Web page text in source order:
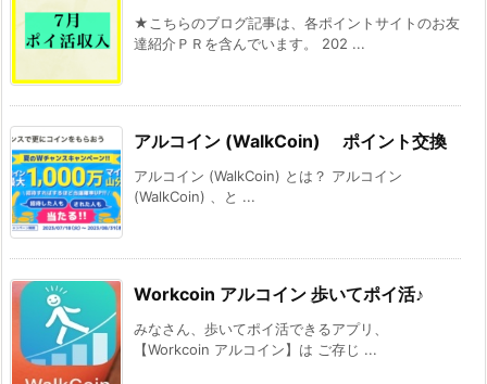
★こちらのブログ記事は、各ポイントサイトのお友
達紹介ＰＲを含んでいます。 202 ...
アルコイン (WalkCoin) ポイント交換
アルコイン (WalkCoin) とは？ アルコイン
(WalkCoin) 、と ...
Workcoin アルコイン 歩いてポイ活♪
みなさん、歩いてポイ活できるアプリ、
【Workcoin アルコイン】は ご存じ ...